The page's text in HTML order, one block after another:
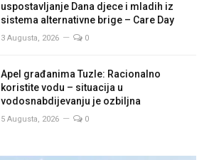
uspostavljanje Dana djece i mladih iz
sistema alternativne brige – Care Day
3 Augusta, 2026 0
Apel građanima Tuzle: Racionalno
koristite vodu – situacija u
vodosnabdijevanju je ozbiljna
5 Augusta, 2026 0